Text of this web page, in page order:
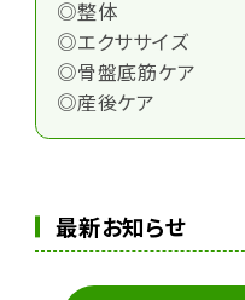
◎整体
◎エクササイズ
◎骨盤底筋ケア
◎産後ケア
最新お知らせ